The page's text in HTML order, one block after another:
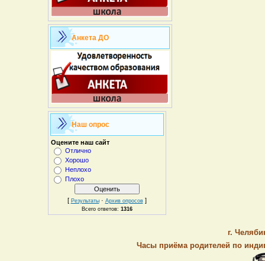
Анкета ДО
Наш опрос
Оцените наш сайт
Отлично
Хорошо
Неплохо
Плохо
[ Результаты· Архив опросов]
Всего ответов: 1316
г.
Часы приёма родителей по